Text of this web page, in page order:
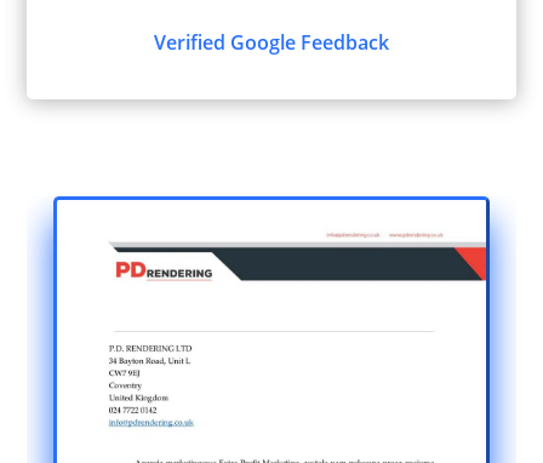
Verified Google Feedback